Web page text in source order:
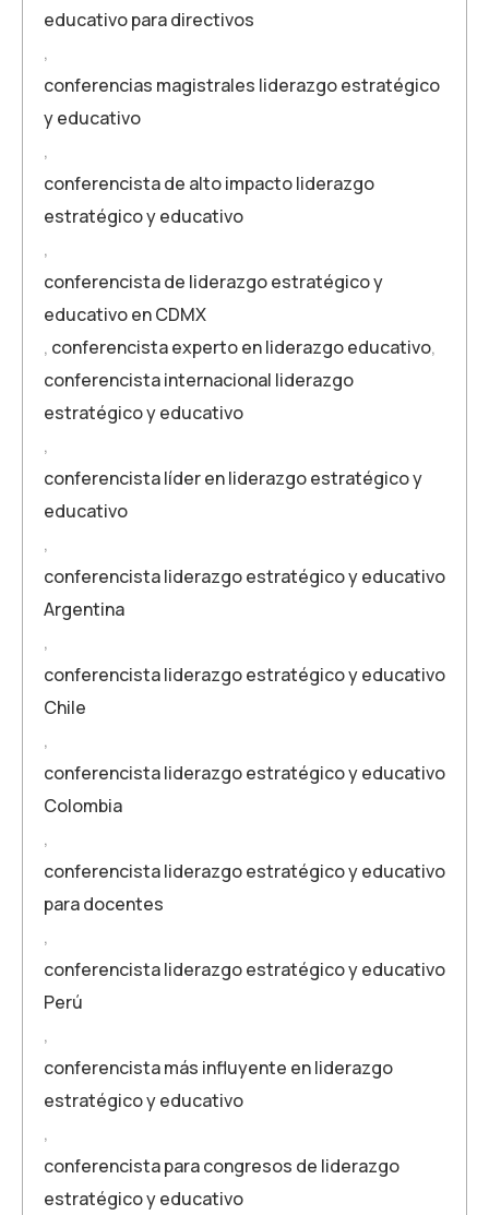
educativo para directivos
,
conferencias magistrales liderazgo estratégico
y educativo
,
conferencista de alto impacto liderazgo
estratégico y educativo
,
conferencista de liderazgo estratégico y
educativo en CDMX
, conferencista experto en liderazgo educativo,
conferencista internacional liderazgo
estratégico y educativo
,
conferencista líder en liderazgo estratégico y
educativo
,
conferencista liderazgo estratégico y educativo
Argentina
,
conferencista liderazgo estratégico y educativo
Chile
,
conferencista liderazgo estratégico y educativo
Colombia
,
conferencista liderazgo estratégico y educativo
para docentes
,
conferencista liderazgo estratégico y educativo
Perú
,
conferencista más influyente en liderazgo
estratégico y educativo
,
conferencista para congresos de liderazgo
estratégico y educativo